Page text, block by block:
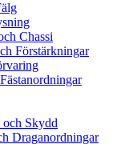
Chassi
Förstärkningar
Skydd
Draganordningar